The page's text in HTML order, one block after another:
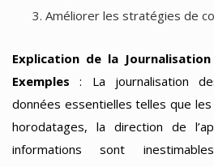
Améliorer les stratégies de
Explication de la
Exemples : La journalisation
données essentielles telles que les
horodatages, la direction de
informations sont